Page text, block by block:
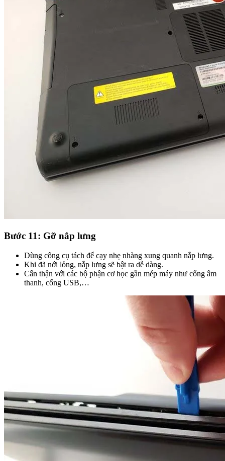
Bước 11: Gỡ nắp lưng
Dùng công cụ tách để cạy nhẹ nhàng xung quanh nắp lưng.
Khi đã nới lỏng, nắp lưng sẽ bật ra dễ dàng.
Cẩn thận với các bộ phận cơ học gần mép máy như cổng âm
thanh, cổng USB,…